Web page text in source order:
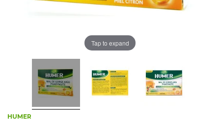
Tap to expand
HUMER